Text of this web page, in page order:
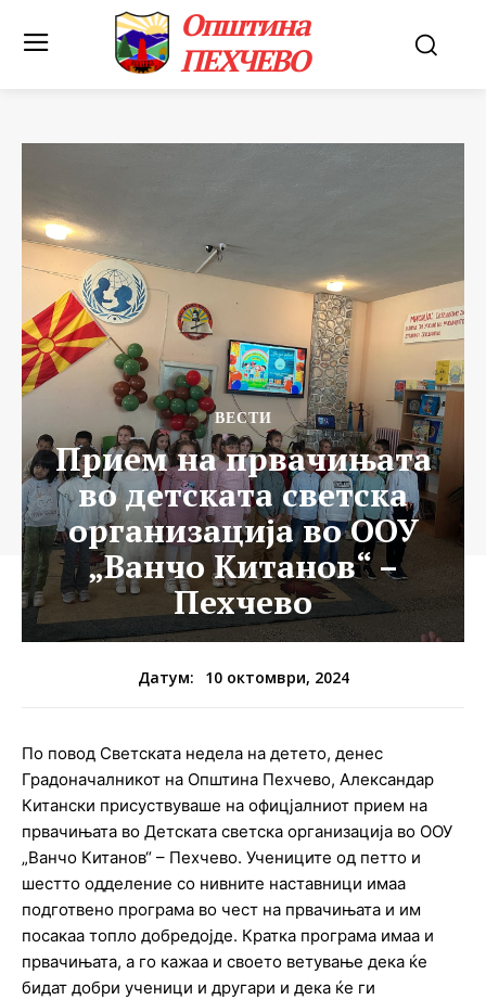
Општина
ПЕХЧЕВО
ВЕСТИ
Прием на првачињата
во детската светска
организација во ООУ
„Ванчо Китанов“ –
Пехчево
Датум: 10 октомври, 2024
По повод Светската недела на детето, денес
Градоначалникот на Општина Пехчево, Александар
Китански присуствуваше на офицјалниот прием на
првачињата во Детската светска организација во ООУ
„Ванчо Китанов“ – Пехчево. Учениците од петто и
шестто одделение со нивните наставници имаа
подготвено програма во чест на првачињата и им
посакаа топло добредојде. Кратка програма имаа и
првачињата, а го кажаа и своето ветување дека ќе
бидат добри ученици и другари и дека ќе ги